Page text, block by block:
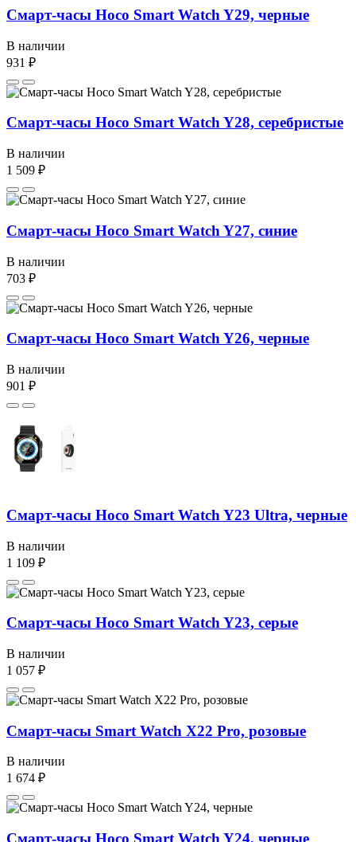
Смарт-часы Hoco Smart Watch Y29, черные
В наличии
931 ₽
Смарт-часы Hoco Smart Watch Y28, серебристые
В наличии
1 509 ₽
Смарт-часы Hoco Smart Watch Y27, синие
В наличии
703 ₽
Смарт-часы Hoco Smart Watch Y26, черные
В наличии
901 ₽
Смарт-часы Hoco Smart Watch Y23 Ultra, черные
В наличии
1 109 ₽
Смарт-часы Hoco Smart Watch Y23, серые
В наличии
1 057 ₽
Смарт-часы Smart Watch X22 Pro, розовые
В наличии
1 674 ₽
Смарт-часы Hoco Smart Watch Y24, черные